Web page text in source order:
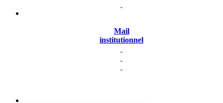
Mail
institutionnel